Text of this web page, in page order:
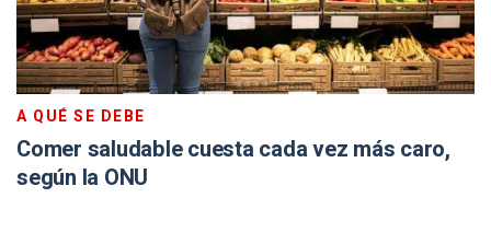
A QUÉ SE DEBE
Comer saludable cuesta cada vez más caro,
según la ONU